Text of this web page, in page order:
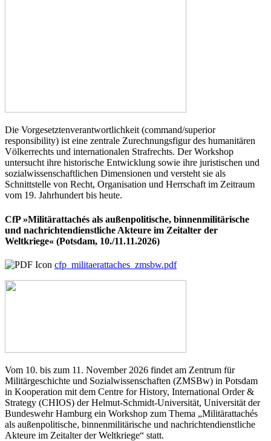
Die Vorgesetztenverantwortlichkeit (command/superior
responsibility) ist eine zentrale Zurechnungsfigur des humanitären
Völkerrechts und internationalen Strafrechts. Der Workshop
untersucht ihre historische Entwicklung sowie ihre juristischen und
sozialwissenschaftlichen Dimensionen und versteht sie als
Schnittstelle von Recht, Organisation und Herrschaft im Zeitraum
vom 19. Jahrhundert bis heute.
CfP »Militärattachés als außenpolitische, binnenmilitärische
und nachrichtendienstliche Akteure im Zeitalter der
Weltkriege« (Potsdam, 10./11.11.2026)
cfp_militaerattaches_zmsbw.pdf
Vom 10. bis zum 11. November 2026 findet am Zentrum für
Militärgeschichte und Sozialwissenschaften (ZMSBw) in Potsdam
in Kooperation mit dem Centre for History, International Order &
Strategy (CHIOS) der Helmut-Schmidt-Universität, Universität der
Bundeswehr Hamburg ein Workshop zum Thema „Militärattachés
als außenpolitische, binnenmilitärische und nachrichtendienstliche
Akteure im Zeitalter der Weltkriege“ statt.